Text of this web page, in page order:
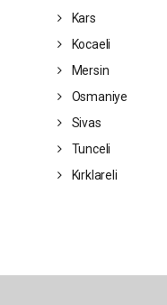
Kars
Kocaeli
Mersin
Osmaniye
Sivas
Tunceli
Kırklareli